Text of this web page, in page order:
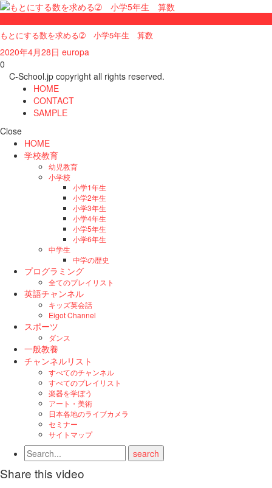
もとにする数を求める➁ 小学5年生 算数
2020年4月28日 europa
0
C-School.jp copyright all rights reserved.
HOME
CONTACT
SAMPLE
Close
HOME
学校教育
幼児教育
小学校
小学1年生
小学2年生
小学3年生
小学4年生
小学5年生
小学6年生
中学生
中学の歴史
プログラミング
全てのプレイリスト
英語チャンネル
キッズ英会話
Eigot Channel
スポーツ
ダンス
一般教養
チャンネルリスト
すべてのチャンネル
すべてのプレイリスト
楽器を学ぼう
アート・美術
日本各地のライブカメラ
セミナー
サイトマップ
Share this video